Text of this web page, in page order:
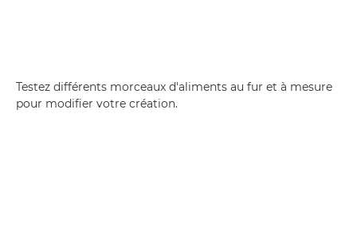
Testez différents morceaux d'aliments au fur et à mesure
pour modifier votre création.